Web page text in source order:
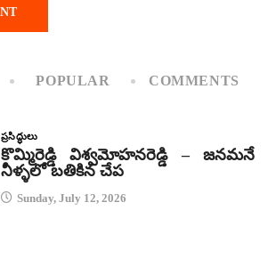
POPULAR COMMENTS
ప్రసిద్ధులు
కొమ్మిరెడ్డి విశ్వమోహనరెడ్డి – జనమనే
నీళ్ళలో బతికిన చేప
Sunday, July 12, 2026